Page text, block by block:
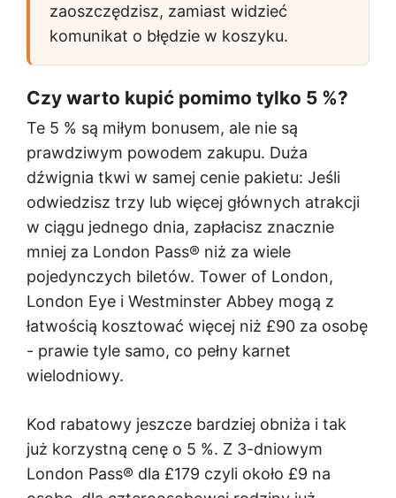
zaoszczędzisz, zamiast widzieć
komunikat o błędzie w koszyku.
Czy warto kupić pomimo tylko 5 %?
Te 5 % są miłym bonusem, ale nie są
prawdziwym powodem zakupu. Duża
dźwignia tkwi w samej cenie pakietu: Jeśli
odwiedzisz trzy lub więcej głównych atrakcji
w ciągu jednego dnia, zapłacisz znacznie
mniej za London Pass® niż za wiele
pojedynczych biletów. Tower of London,
London Eye i Westminster Abbey mogą z
łatwością kosztować więcej niż £90 za osobę
- prawie tyle samo, co pełny karnet
wielodniowy.
Kod rabatowy jeszcze bardziej obniża i tak
już korzystną cenę o 5 %. Z 3-dniowym
London Pass® dla £179 czyli około £9 na